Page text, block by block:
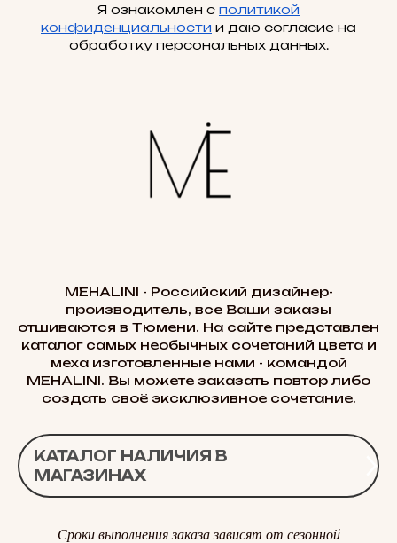
Я ознакомлен с политикой
конфиденциальности и даю согласие на
обработку персональных данных.
MEHALINI - Российский дизайнер-
производитель, все Ваши заказы
отшиваются в Тюмени. На сайте представлен
каталог самых необычных сочетаний цвета и
меха изготовленные нами - командой
MEHALINI. Вы можете заказать повтор либо
создать своё эксклюзивное сочетание.
КАТАЛОГ НАЛИЧИЯ В
МАГАЗИНАХ
Сроки выполнения заказа зависят от сезонной